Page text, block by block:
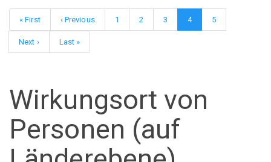
Seitennummerierung
Erste
Seite
« First
Vorherige
Seite
‹ Previous Page
1 Page
2 Page
3
Aktuelle
Seite
4 Page
5
Nächste
Seite
Next ›
Letzte
Seite
Last »
Wirkungsort von
Personen (auf